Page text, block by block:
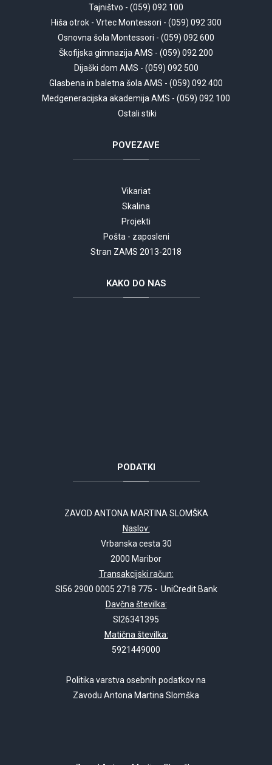
Tajništvo - (059) 092 100
Hiša otrok - Vrtec Montessori - (059) 092 300
Osnovna šola Montessori - (059) 092 600
Škofijska gimnazija AMS - (059) 092 200
Dijaški dom AMS - (059) 092 500
Glasbena in baletna šola AMS - (059) 092 400
Medgeneracijska akademija AMS - (059) 092 100
Ostali stiki
POVEZAVE
Vikariat
Skalina
Projekti
Pošta - zaposleni
Stran ZAMS 2013-2018
KAKO DO NAS
PODATKI
ZAVOD ANTONA MARTINA SLOMŠKA
Naslov:
Vrbanska cesta 30
2000 Maribor
Transakcijski račun:
SI56 2900 0005 2718 775 - UniCredit Bank
Davčna številka:
SI26341395
Matična številka:
5921449000
Politika varstva osebnih podatkov na
Zavodu Antona Martina Slomška